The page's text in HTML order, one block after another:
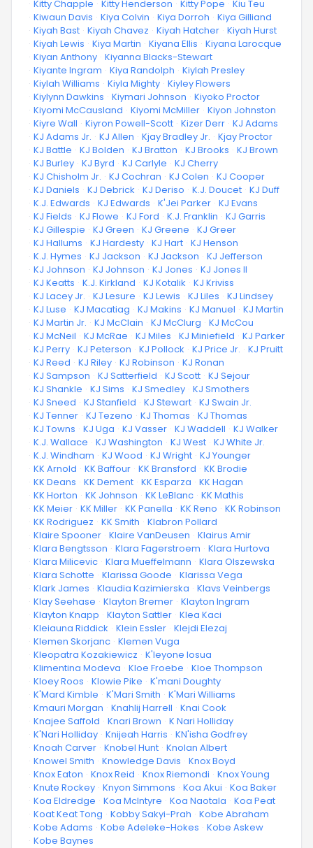
· Kitty Chapple · Kitty Henderson · Kitty Pope · Kiu Teu
· Kiwaun Davis · Kiya Colvin · Kiya Dorroh · Kiya Gilliand
· Kiyah Bast · Kiyah Chavez · Kiyah Hatcher · Kiyah Hurst
· Kiyah Lewis · Kiya Martin · Kiyana Ellis · Kiyana Larocque
· Kiyan Anthony · Kiyanna Blacks-Stewart
· Kiyante Ingram · Kiya Randolph · Kiylah Presley
· Kiylah Williams · Kiyla Mighty · Kiyley Flowers
· Kiylynn Dawkins · Kiymari Johnson · Kiyoko Proctor
· Kiyomi McCausland · Kiyomi McMiller · Kiyon Johnston
· Kiyre Wall · Kiyron Powell-Scott · Kizer Derr · KJ Adams
· KJ Adams Jr. · KJ Allen · Kjay Bradley Jr. · Kjay Proctor
· KJ Battle · KJ Bolden · KJ Bratton · KJ Brooks · KJ Brown
· KJ Burley · KJ Byrd · KJ Carlyle · KJ Cherry
· KJ Chisholm Jr. · KJ Cochran · KJ Colen · KJ Cooper
· KJ Daniels · KJ Debrick · KJ Deriso · K.J. Doucet · KJ Duff
· K.J. Edwards · KJ Edwards · K'Jei Parker · KJ Evans
· KJ Fields · KJ Flowe · KJ Ford · K.J. Franklin · KJ Garris
· KJ Gillespie · KJ Green · KJ Greene · KJ Greer
· KJ Hallums · KJ Hardesty · KJ Hart · KJ Henson
· K.J. Hymes · KJ Jackson · KJ Jackson · KJ Jefferson
· KJ Johnson · KJ Johnson · KJ Jones · KJ Jones II
· KJ Keatts · K.J. Kirkland · KJ Kotalik · KJ Kriviss
· KJ Lacey Jr. · KJ Lesure · KJ Lewis · KJ Liles · KJ Lindsey
· KJ Luse · KJ Macatiag · KJ Makins · KJ Manuel · KJ Martin
· KJ Martin Jr. · KJ McClain · KJ McClurg · KJ McCou
· KJ McNeil · KJ McRae · KJ Miles · KJ Miniefield · KJ Parker
· KJ Perry · KJ Peterson · KJ Pollock · KJ Price Jr. · KJ Pruitt
· KJ Reed · KJ Riley · KJ Robinson · KJ Ronan
· KJ Sampson · KJ Satterfield · KJ Scott · KJ Sejour
· KJ Shankle · KJ Sims · KJ Smedley · KJ Smothers
· KJ Sneed · KJ Stanfield · KJ Stewart · KJ Swain Jr.
· KJ Tenner · KJ Tezeno · KJ Thomas · KJ Thomas
· KJ Towns · KJ Uga · KJ Vasser · KJ Waddell · KJ Walker
· K.J. Wallace · KJ Washington · KJ West · KJ White Jr.
· K.J. Windham · KJ Wood · KJ Wright · KJ Younger
· KK Arnold · KK Baffour · KK Bransford · KK Brodie
· KK Deans · KK Dement · KK Esparza · KK Hagan
· KK Horton · KK Johnson · KK LeBlanc · KK Mathis
· KK Meier · KK Miller · KK Panella · KK Reno · KK Robinson
· KK Rodriguez · KK Smith · Klabron Pollard
· Klaire Spooner · Klaire VanDeusen · Klairus Amir
· Klara Bengtsson · Klara Fagerstroem · Klara Hurtova
· Klara Milicevic · Klara Mueffelmann · Klara Olszewska
· Klara Schotte · Klarissa Goode · Klarissa Vega
· Klark James · Klaudia Kazimierska · Klavs Veinbergs
· Klay Seehase · Klayton Bremer · Klayton Ingram
· Klayton Knapp · Klayton Sattler · Klea Kaci
· Kleiauna Riddick · Klein Essler · Klejdi Elezaj
· Klemen Skorjanc · Klemen Vuga
· Kleopatra Kozakiewicz · K'leyone Iosua
· Klimentina Modeva · Kloe Froebe · Kloe Thompson
· Kloey Roos · Klowie Pike · K'mani Doughty
· K'Mard Kimble · K'Mari Smith · K'Mari Williams
· Kmauri Morgan · Knahlij Harrell · Knai Cook
· Knajee Saffold · Knari Brown · K Nari Holliday
· K'Nari Holliday · Knijeah Harris · KN'isha Godfrey
· Knoah Carver · Knobel Hunt · Knolan Albert
· Knowel Smith · Knowledge Davis · Knox Boyd
· Knox Eaton · Knox Reid · Knox Riemondi · Knox Young
· Knute Rockey · Knyon Simmons · Koa Akui · Koa Baker
· Koa Eldredge · Koa McIntyre · Koa Naotala · Koa Peat
· Koat Keat Tong · Kobby Sakyi-Prah · Kobe Abraham
· Kobe Adams · Kobe Adeleke-Hokes · Kobe Askew
· Kobe Baynes